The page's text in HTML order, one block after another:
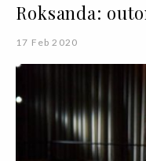
Roksanda:
17 Feb 2020